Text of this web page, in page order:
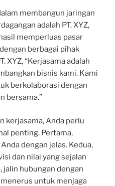
membangun jaringan
adalah PT. XYZ,
memperluas pasar
berbagai pihak
XYZ, “Kerjasama adalah
bisnis kami. Kami
berkolaborasi dengan
bersama.”
kerjasama, Anda perlu
penting. Pertama,
dengan jelas. Kedua,
dan nilai yang sejalan
jalin hubungan dengan
untuk menjaga